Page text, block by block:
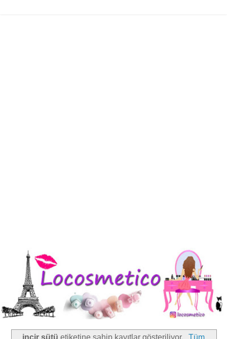
incir sütü etiketine sahip kayıtlar gösteriliyor.
Tüm